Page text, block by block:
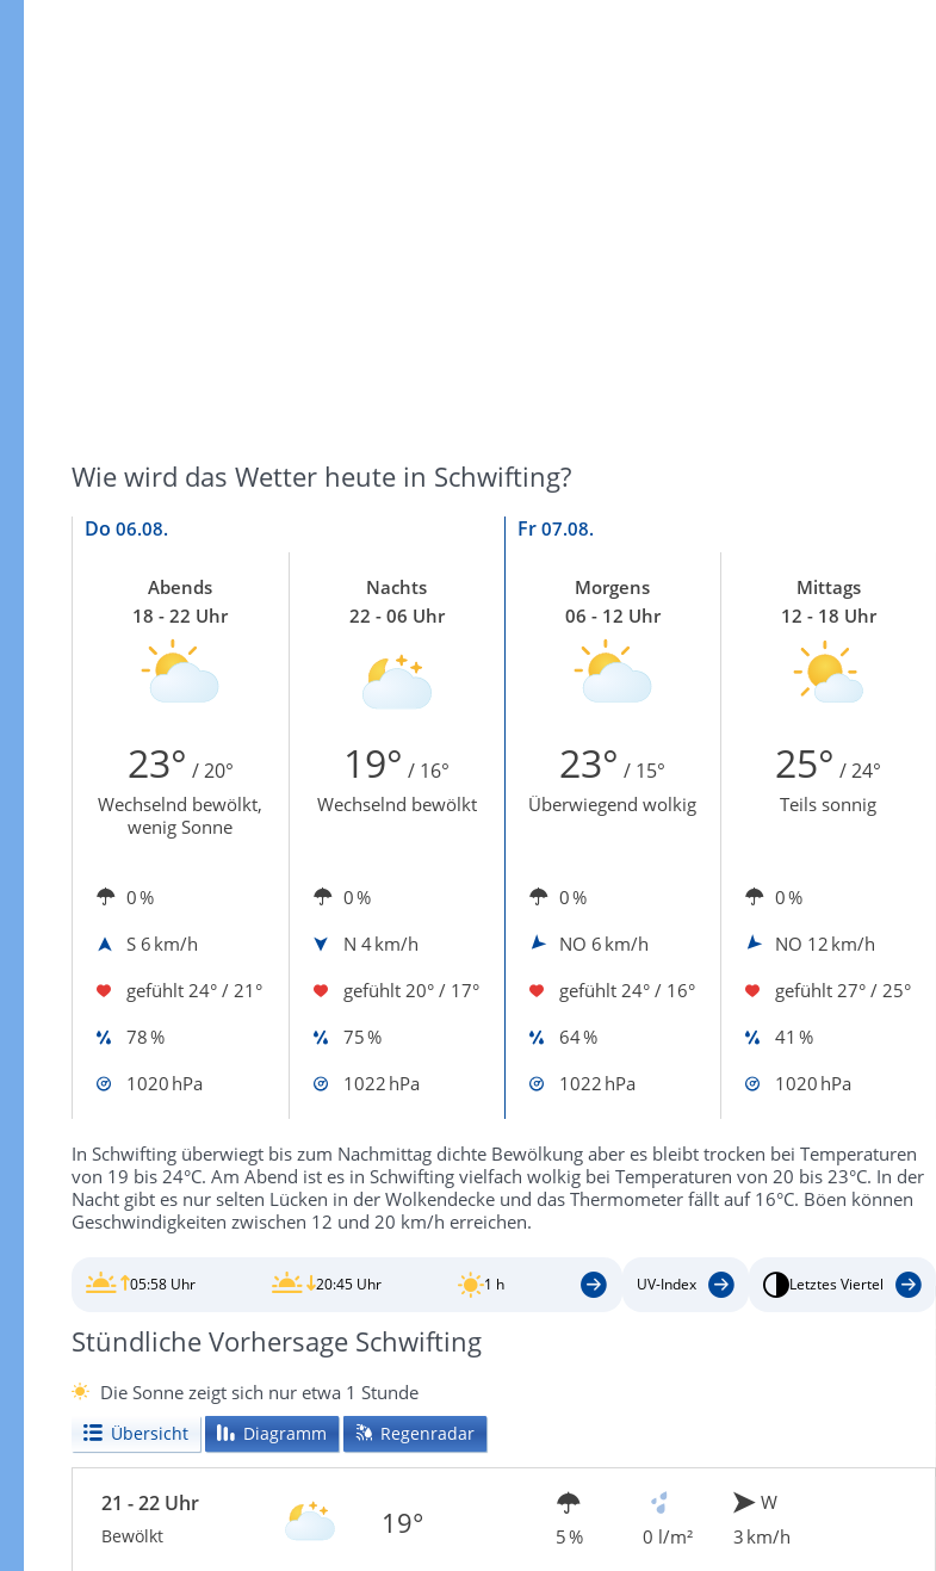
Wie wird das Wetter heute in Schwifting?
Do 06.08. Fr 07.08.
Abends
18 - 22 Uhr
Nachts
22 - 06 Uhr
Morgens
06 - 12 Uhr
Mittags
12 - 18 Uhr
23° / 20° 19° / 16° 23° / 15° 25° / 24°
Wechselnd bewölkt,
wenig Sonne
Wechselnd bewölkt Überwiegend wolkig Teils sonnig
0 % 0 % 0 %
0 %
S 6 km/h N 4 km/h NO 6 km/h NO 12 km/h
gefühlt 24° / 21° gefühlt 20° / 17° gefühlt 24° / 16° gefühlt 27° / 25°
78 %
75 % 64 %
41 %
1020 hPa
1022 hPa 1022 hPa 1020 hPa
In Schwifting überwiegt bis zum Nachmittag dichte Bewölkung aber es bleibt trocken bei Temperaturen
von 19 bis 24°C. Am Abend ist es in Schwifting vielfach wolkig bei Temperaturen von 20 bis 23°C. In der
Nacht gibt es nur selten Lücken in der Wolkendecke und das Thermometer fällt auf 16°C. Böen können
Geschwindigkeiten zwischen 12 und 20 km/h erreichen.
05:58 Uhr 20:45 Uhr 1 h UV-Index Letztes Viertel
Stündliche Vorhersage Schwifting
Die Sonne zeigt sich nur etwa 1 Stunde
Übersicht Diagramm Regenradar
21 - 22 Uhr
Bewölkt 19° 5 % 0 l/m²
W
3 km/h